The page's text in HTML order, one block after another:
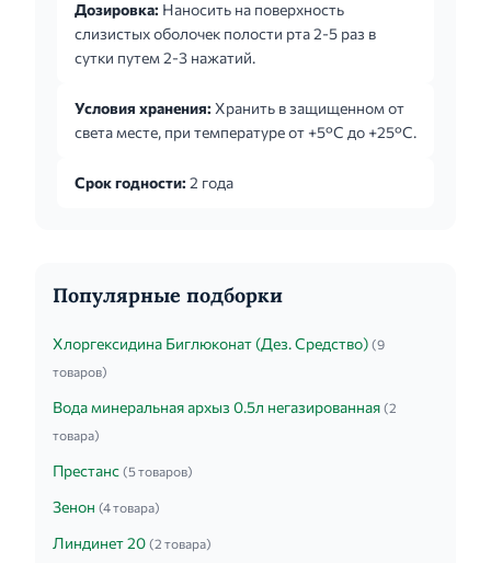
Дозировка: Наносить на поверхность
слизистых оболочек полости рта 2-5 раз в
сутки путем 2-3 нажатий.
Условия хранения: Хранить в защищенном от
света месте, при температуре от +5°C до +25°C.
Срок годности: 2 года
Популярные подборки
Хлоргексидина Биглюконат (Дез. Средство) (9
товаров)
Вода минеральная архыз 0.5л негазированная (2
товара)
Престанс (5 товаров)
Зенон (4 товара)
Линдинет 20 (2 товара)